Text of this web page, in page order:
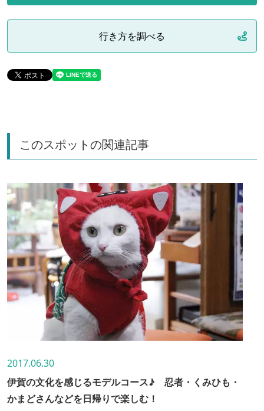
行き方を調べる
このスポットの関連記事
2017.06.30
伊賀の文化を感じるモデルコース♪ 忍者・くみひも・
かまどさんなどを日帰りで楽しむ！